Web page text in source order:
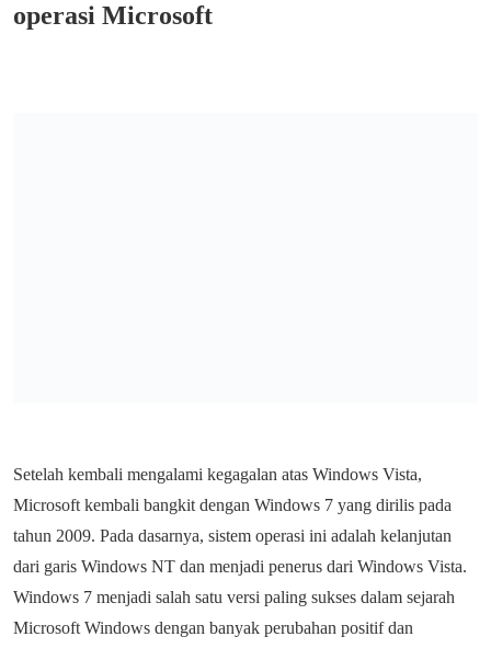
operasi Microsoft
Setelah kembali mengalami kegagalan atas Windows Vista,
Microsoft kembali bangkit dengan Windows 7 yang dirilis pada
tahun 2009. Pada dasarnya, sistem operasi ini adalah kelanjutan
dari garis Windows NT dan menjadi penerus dari Windows Vista.
Windows 7 menjadi salah satu versi paling sukses dalam sejarah
Microsoft Windows dengan banyak perubahan positif dan